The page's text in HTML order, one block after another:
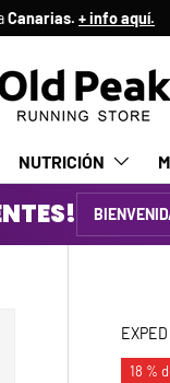
Canarias. + info aquí.
NUTRICIÓN
EXPED
18 %